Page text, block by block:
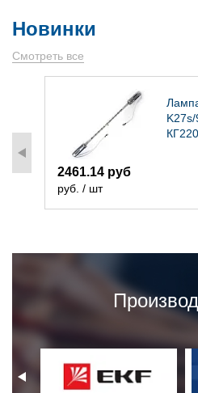
Новинки
Смотреть все
2461.14 руб
руб. / шт